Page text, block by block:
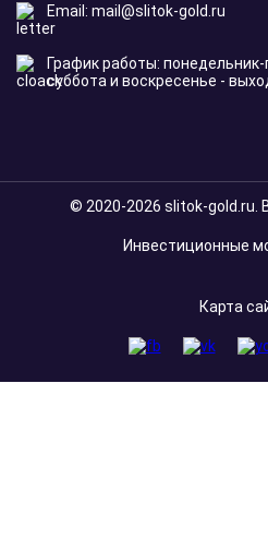
Email: mail@slitok-gold.ru
График работы:
суббота и воскресенье -
© 2020-2026 slitok-gold.ru.
Инвестиционные
Карта